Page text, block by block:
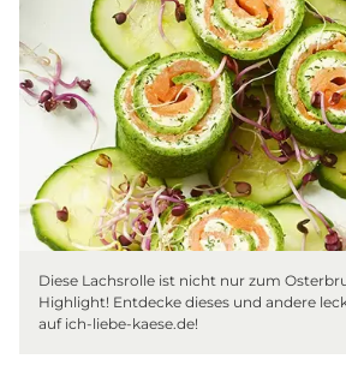
Diese Lachsrolle ist nicht nur zum
Highlight! Entdecke dieses und andere
auf ich-liebe-kaese.de!